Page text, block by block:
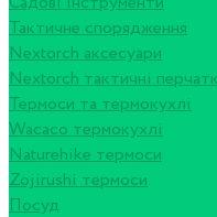
Тактичне спорядження
Nextorch аксесуари
Nextorch тактичні
Термоси та термокухлі
Wacaco термокухлі
Naturehike термоси
Zojirushi термоси
Посуд